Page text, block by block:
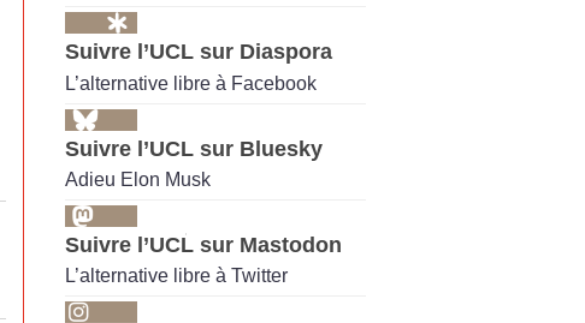
Suivre l’UCL sur Diaspora
L’alternative libre à Facebook
Suivre l’UCL sur Bluesky
Adieu Elon Musk
Suivre l’UCL sur Mastodon
L’alternative libre à Twitter